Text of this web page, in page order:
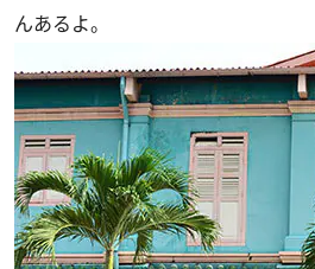
んあるよ。